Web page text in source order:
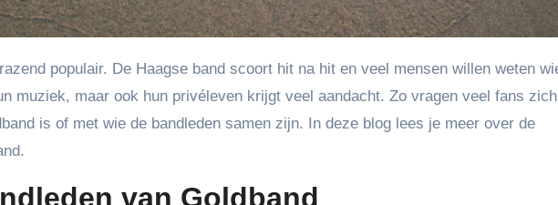
muziek, maar ook hun privéleven krijgt veel aandacht. Zo vragen veel fans
is of met wie de bandleden samen zijn. In deze blog lees je meer over de
van Goldband